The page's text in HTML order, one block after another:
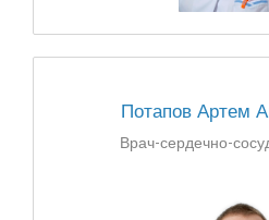
Потапов Артем
Врач-сердечно-